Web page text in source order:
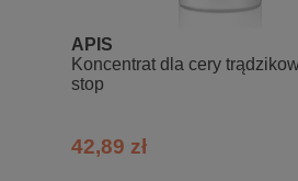
APIS
Koncentrat dla cery
stop
42,89 zł